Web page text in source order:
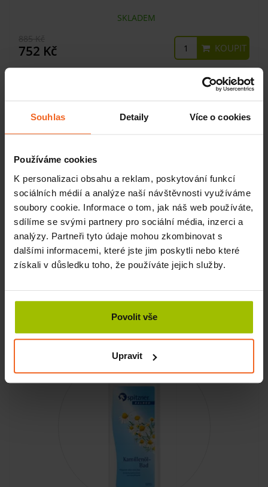
Souhlas Detaily Více o cookies
Používáme cookies
K personalizaci obsahu a reklam, poskytování funkcí
sociálních médií a analýze naší návštěvnosti využíváme
soubory cookie. Informace o tom, jak náš web používáte,
sdílíme se svými partnery pro sociální média, inzerci a
analýzy. Partneři tyto údaje mohou zkombinovat s
dalšími informacemi, které jste jim poskytli nebo které
získali v důsledku toho, že používáte jejich služby.
Povolit vše
Upravit
SKLADEM
752 Kč KOUPIT
-15%
Koupelový olej Baldrián, 1 l
SKLADEM